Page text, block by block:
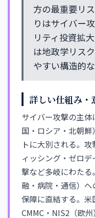
方の最重要リ
りはサイバー
リティ投資拡
は地政学リス
やすい構造的
詳しい仕組み・
サイバー攻撃の主
国・ロシア・北朝
トに大別される。
ィッシング・ゼロ
撃など多岐にわた
融・病院・通信）
保障に直結する。米
CMMC・NIS2（欧